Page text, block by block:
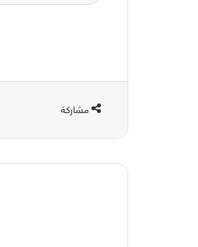
مشاركة